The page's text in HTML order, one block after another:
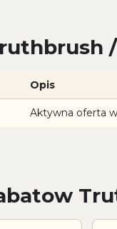
Opis
Aktywna oferta